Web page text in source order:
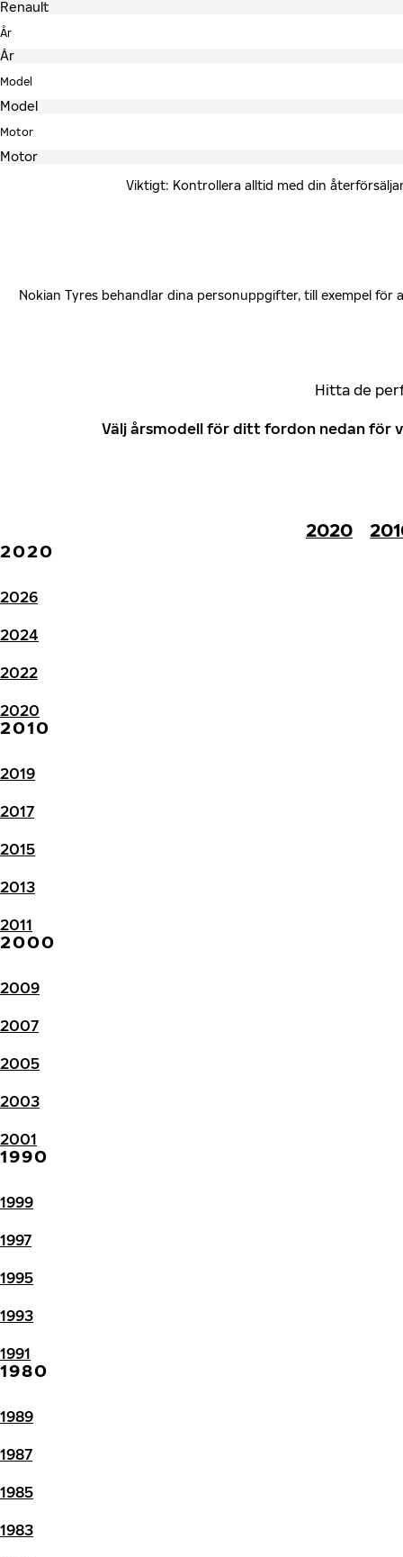
År
Model
Motor
Viktigt: Kontrollera alltid med din
Nokian Tyres behandlar dina personuppgifter, till exempel
Hitta de
Välj årsmodell för ditt fordon nedan för
2020
2020
2026
2024
2022
2020
2010
2019
2017
2015
2013
2011
2000
2009
2007
2005
2003
2001
1990
1999
1997
1995
1993
1991
1980
1989
1987
1985
1983